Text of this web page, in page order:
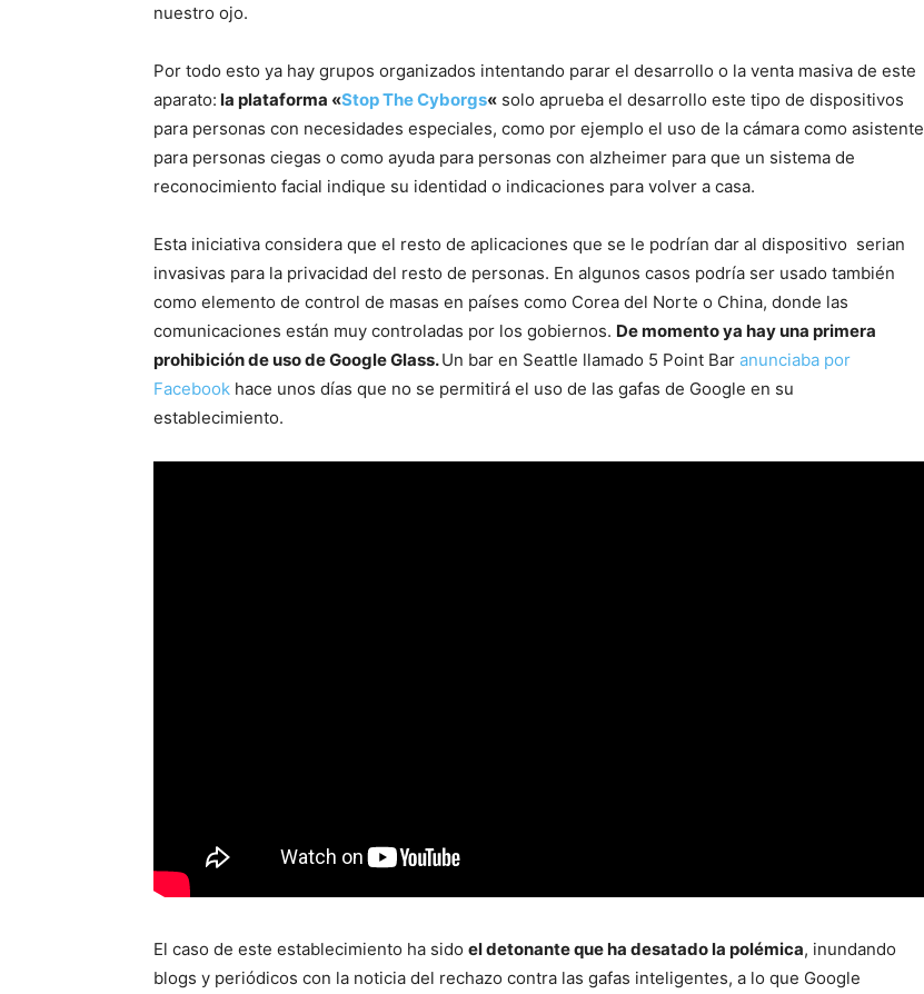
nuestro ojo.
Por todo esto ya hay grupos organizados intentando parar el desarrollo o la venta masiva de este
aparato: la plataforma «Stop The Cyborgs« solo aprueba el desarrollo este tipo de dispositivos
para personas con necesidades especiales, como por ejemplo el uso de la cámara como asistente
para personas ciegas o como ayuda para personas con alzheimer para que un sistema de
reconocimiento facial indique su identidad o indicaciones para volver a casa.
Esta iniciativa considera que el resto de aplicaciones que se le podrían dar al dispositivo serian
invasivas para la privacidad del resto de personas. En algunos casos podría ser usado también
como elemento de control de masas en países como Corea del Norte o China, donde las
comunicaciones están muy controladas por los gobiernos. De momento ya hay una primera
prohibición de uso de Google Glass.Un bar en Seattle llamado 5 Point Bar anunciaba por
Facebook hace unos días que no se permitirá el uso de las gafas de Google en su
establecimiento.
El caso de este establecimiento ha sido el detonante que ha desatado la polémica, inundando
blogs y periódicos con la noticia del rechazo contra las gafas inteligentes, a lo que Google